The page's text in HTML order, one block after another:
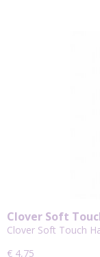
Clover Soft
Clover Soft Touch
€ 4,75